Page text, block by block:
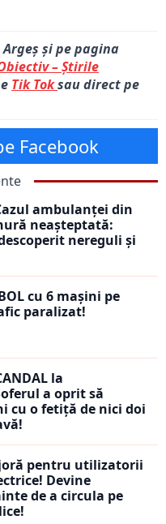
și pe pagina
– Știrile
Tik Toksau direct pe
Facebook
ambulanței din
neașteptată:
nereguli și
cu 6 mașini pe
paralizat!
la
a oprit să
cu o fetiță de nici doi
pentru utilizatorii
Devine
de a circula pe